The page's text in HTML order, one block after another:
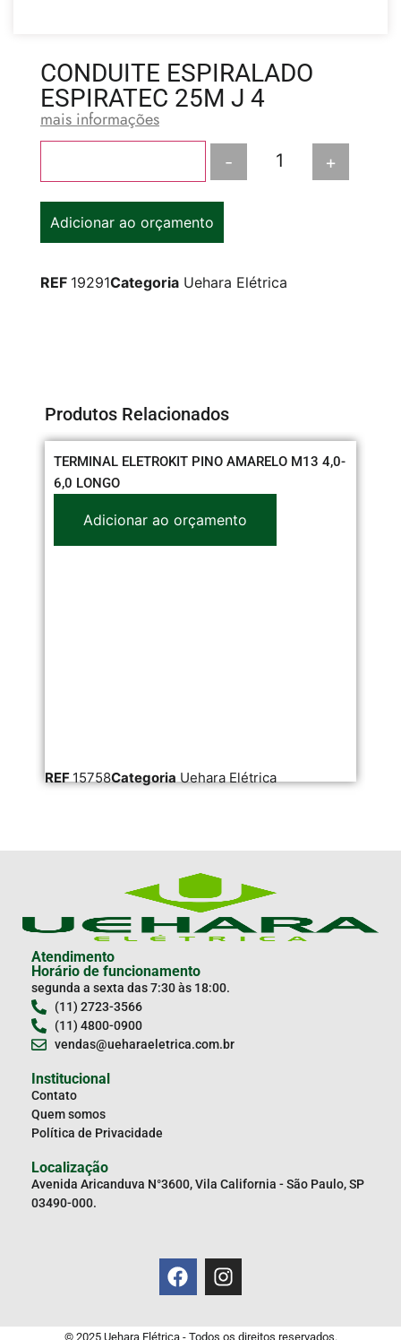
CONDUITE ESPIRALADO
ESPIRATEC 25M J 4
mais informações
- +
Adicionar ao orçamento
REF 19291Categoria Uehara Elétrica
Produtos Relacionados
TERMINAL ELETROKIT PINO AMARELO M13 4,0-
6,0 LONGO
Adicionar ao orçamento
REF 15758Categoria Uehara Elétrica
Atendimento
Horário de funcionamento
segunda a sexta das 7:30 às 18:00.
(11) 2723-3566
(11) 4800-0900
vendas@ueharaeletrica.com.br
Institucional
Contato
Quem somos
Política de Privacidade
Localização
Avenida Aricanduva N°3600, Vila California - São Paulo, SP
03490-000.
© 2025 Uehara Elétrica - Todos os direitos reservados.